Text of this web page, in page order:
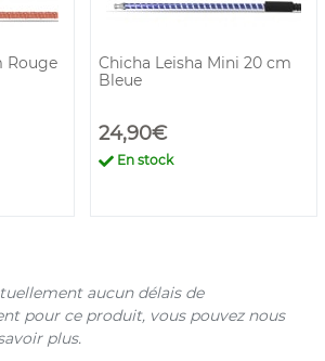
Rouge
Chicha Leisha Mini 20 cm
Bleue
24,90€
En stock
aucun délais de
pour ce produit, vous pouvez nous
plus.